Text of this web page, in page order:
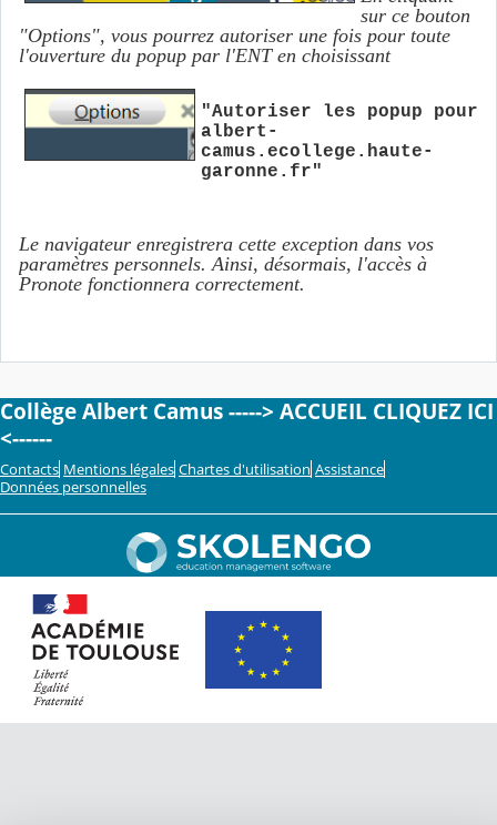
sur ce bouton
"Options", vous pourrez autoriser une fois pour toute
l'ouverture du popup par l'ENT en choisissant
"Autoriser les popup pour
albert-
camus.ecollege.haute-
garonne.fr"
Le navigateur enregistrera cette exception dans vos
paramètres personnels. Ainsi, désormais, l'accès à
Pronote fonctionnera correctement.
Collège Albert Camus -----> ACCUEIL CLIQUEZ ICI
<------
Contacts Mentions légales Chartes d'utilisation Assistance
Données personnelles